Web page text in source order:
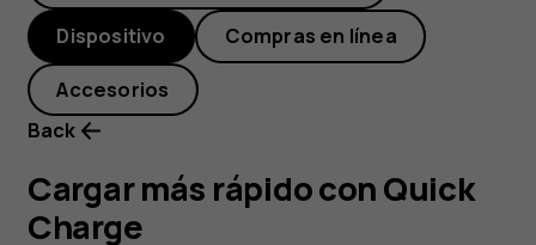
Dispositivo Compras en línea
Accesorios
Back
Cargar más rápido con Quick
Charge